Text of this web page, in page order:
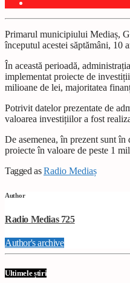
Primarul municipiului Mediaș,
începutul acestei săptămâni, 10
În această perioadă,
implementat proiecte de
milioane de lei, majoritatea
Potrivit datelor prezentate de
valoarea investițiilor a fost
De asemenea, în prezent sunt
proiecte în valoare de peste 1
Tagged asRadio Mediaș
Author
Radio Medias 725
Author's archive
Ultimele știri